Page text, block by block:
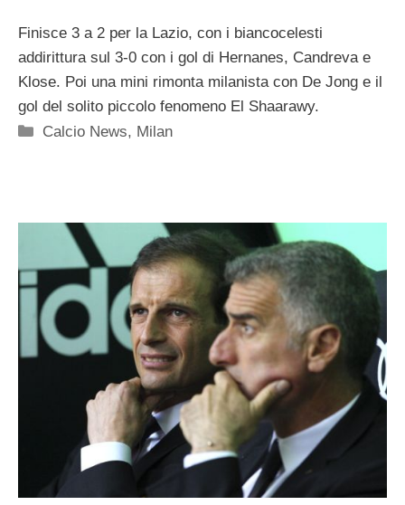
Finisce 3 a 2 per la Lazio, con i biancocelesti
addirittura sul 3-0 con i gol di Hernanes, Candreva e
Klose. Poi una mini rimonta milanista con De Jong e il
gol del solito piccolo fenomeno El Shaarawy.
Categorie
Calcio News, Milan